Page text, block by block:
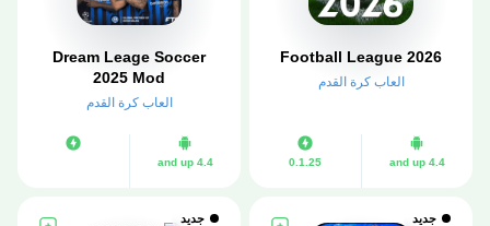
Football League 2026
العاب كرة القدم
4.4 and up
0.1.25
Dream Leage Soccer
2025 Mod
العاب كرة القدم
4.4 and up
جديد جديد